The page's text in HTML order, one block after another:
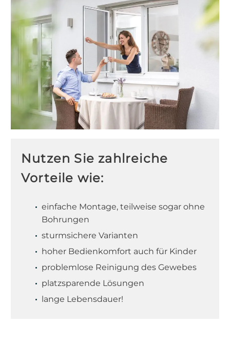
Nutzen Sie zahlreiche
Vorteile wie:
einfache Montage, teilweise sogar ohne
Bohrungen
sturmsichere Varianten
hoher Bedienkomfort auch für Kinder
problemlose Reinigung des Gewebes
platzsparende Lösungen
lange Lebensdauer!